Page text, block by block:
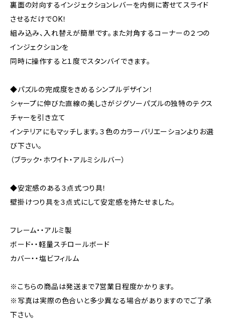
裏面の対向するインジェクションレバーを内側に寄せてスライド
させるだけでOK！
組み込み、入れ替えが簡単です。また対角するコーナーの２つの
インジェクションを
同時に操作すると１度でスタンバイできます。
◆パズルの完成度をきめるシンプルデザイン！
シャープに伸びた直線の美しさがジグソーパズルの独特のテクス
チャーを引き立て
インテリアにもマッチします。３色のカラーバリエーションよりお選
び下さい。
（ブラック・ホワイト・アルミシルバー）
◆安定感のある３点式つり具！
壁掛けつり具を３点式にして安定感を持たせました。
フレーム・・アルミ製
ボード・・軽量スチロールボード
カバー・・塩ビフィルム
※こちらの商品は発送まで7営業日程度かかります。
※写真は実際の色合いと多少異なる場合がありますのでご了承
下さい。